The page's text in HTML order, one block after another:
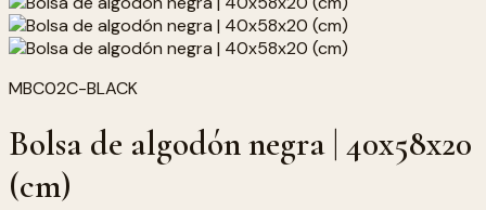
MBC02C-BLACK
Bolsa de algodón negra | 40x58x20
(cm)